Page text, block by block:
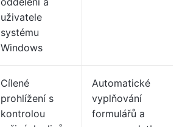
uživatele
systému
Windows
Cílené
prohlížení s
kontrolou
Automatické
vyplňování
formulářů a